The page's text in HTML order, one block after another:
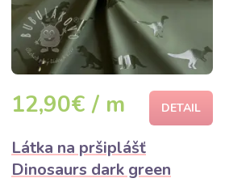
12,90€ / m DETAIL
Látka na pršiplášť
Dinosaurs dark green